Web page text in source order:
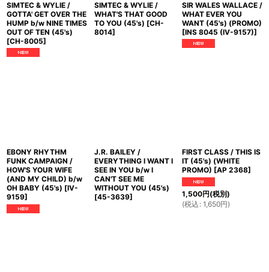
SIMTEC & WYLIE /
GOTTA' GET OVER THE
HUMP b/w NINE TIMES
OUT OF TEN (45's)
[CH-8005]
SIMTEC & WYLIE /
WHAT'S THAT GOOD
TO YOU (45's) [CH-
8014]
SIR WALES WALLACE /
WHAT EVER YOU
WANT (45's) (PROMO)
[INS 8045 (IV-9157)]
EBONY RHYTHM
FUNK CAMPAIGN /
HOW'S YOUR WIFE
(AND MY CHILD) b/w
OH BABY (45's) [IV-
9159]
J.R. BAILEY /
EVERYTHING I WANT I
SEE IN YOU b/w I
CAN'T SEE ME
WITHOUT YOU (45's)
[45-3639]
FIRST CLASS / THIS IS
IT (45's) (WHITE
PROMO) [AP 2368]
1,500円(税別)
(税込 : 1,650円)